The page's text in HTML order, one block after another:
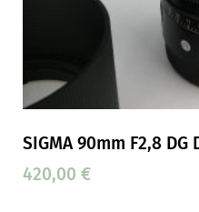
SIGMA 90mm F2,8 DG
420,00 €